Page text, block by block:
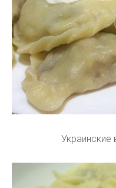
Украинские